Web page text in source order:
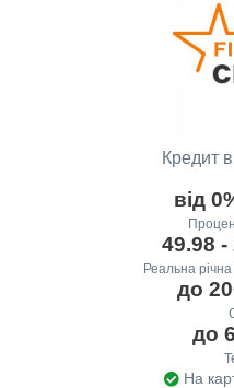
Кредит
від
49.98 -
Реальна
до
до
На